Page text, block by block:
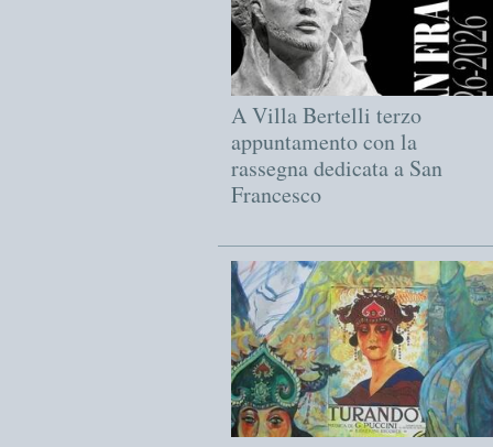
A Villa Bertelli terzo
appuntamento con la
rassegna dedicata a San
Francesco